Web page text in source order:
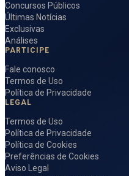
Concursos Públicos
Últimas Notícias
Exclusivas
Análises
PARTICIPE
Fale conosco
Termos de Uso
Política de Privacidade
LEGAL
Termos de Uso
Política de Privacidade
Política de Cookies
Preferências de Cookies
Aviso Legal